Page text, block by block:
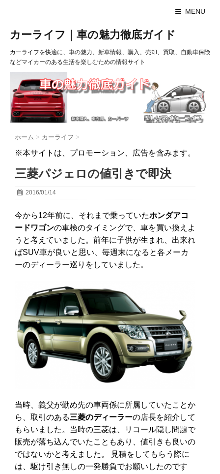
MENU
カーライフ｜車の魅力徹底ガイド
カーライフを快適に、車の魅力、新車情報、購入、売却、買取、自動車保険
などマイカーのある生活を楽しむための情報サイト
ホーム > カーライフ >
※本サイトは、プロモーション、広告を含みます。
三菱パジェロの値引きで即決
2016/01/14
今から12年前に、それまで乗っていたホンダアコ
ードワゴンの車検のタイミングで、車を買い換えよ
うと考えていました。前年に子供が生まれ、出来れ
ばSUV車が良いと思い、毎週末になると各メーカ
ーのディーラー巡りをしていました。
当時、義父が勤め先の車両係に所属していたことか
ら、取引のある三菱のディーラーの店長を紹介して
もらいました。当時の三菱は、リコール隠し問題で
販売が落ち込んでいたこともあり、値引きも良いの
ではないかと考えました。 見積をしてもらう際に
は、駆け引き無しの一発勝負でお願いしたのです